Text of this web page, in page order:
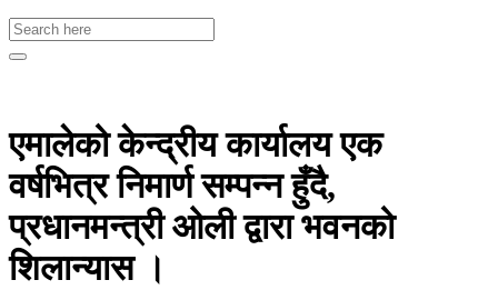
एमालेको केन्द्रीय कार्यालय एक
वर्षभित्र निमार्ण सम्पन्न हुँदै,
प्रधानमन्त्री ओली द्वारा भवनको
शिलान्यास ।